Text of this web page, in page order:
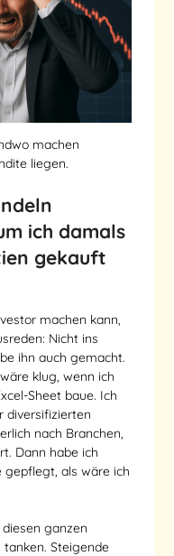
machen
liegen.
ich damals
gekauft
machen kann,
Nicht ins
ihn auch gemacht.
klug, wenn ich
Sheet baue. Ich
diversifizierten
nach Branchen,
Dann habe ich
gepflegt, als wäre ich
ganzen
Steigende